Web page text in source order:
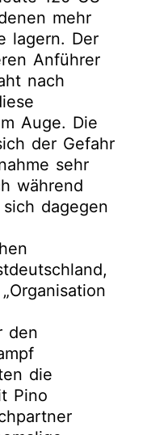
mehr
lagern. Der
Anführer
nach
Auge. Die
der Gefahr
sehr
während
dagegen
den
die
Pino